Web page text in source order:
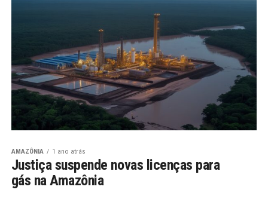
AMAZÔNIA 1 ano atrás
Justiça suspende novas licenças para
gás na Amazônia